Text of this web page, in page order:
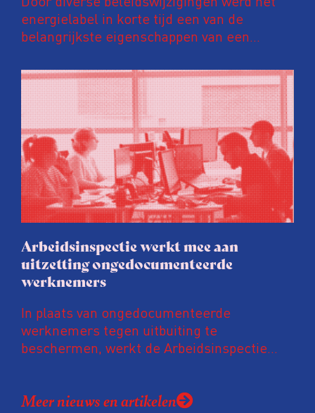
energielabel in korte tijd een van de
belangrijkste eigenschappen van een
prijs van een huis en huurinkomsten met
tienduizenden euro’s opschroeven. Daar
wordt door energielabelaars en
vastgoedpartijen gretig op ingespeeld, blijkt
uit onderzoek van het FD. Tienduizenden
labels vallen op dubieuze wijze nét in een
groenere labelletter.
Arbeidsinspectie werkt mee aan
uitzetting ongedocumenteerde
werknemers
In plaats van ongedocumenteerde
werknemers tegen uitbuiting te
beschermen, werkt de Arbeidsinspectie
Vreemdelingenpolitie. Niet alleen gaan ze
Meer nieuws en artikelen